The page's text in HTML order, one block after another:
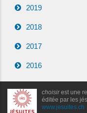
2019
2018
2017
2016
choisirest une
éditée par les
www.jesuites.ch